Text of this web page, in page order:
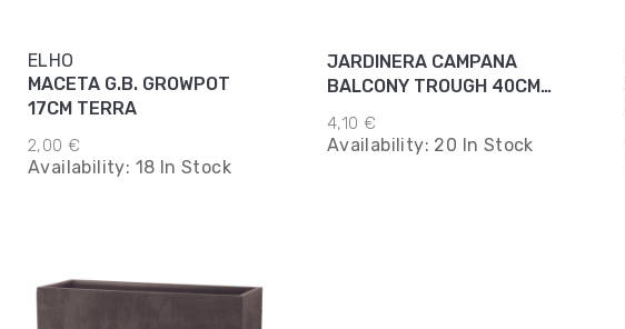
ELHO
MACETA G.B. GROWPOT
17CM TERRA
2,00 €
Availability: 18 In Stock
JARDINERA CAMPANA
BALCONY TROUGH 40CM
4,10 €
Availability: 20 In Stock